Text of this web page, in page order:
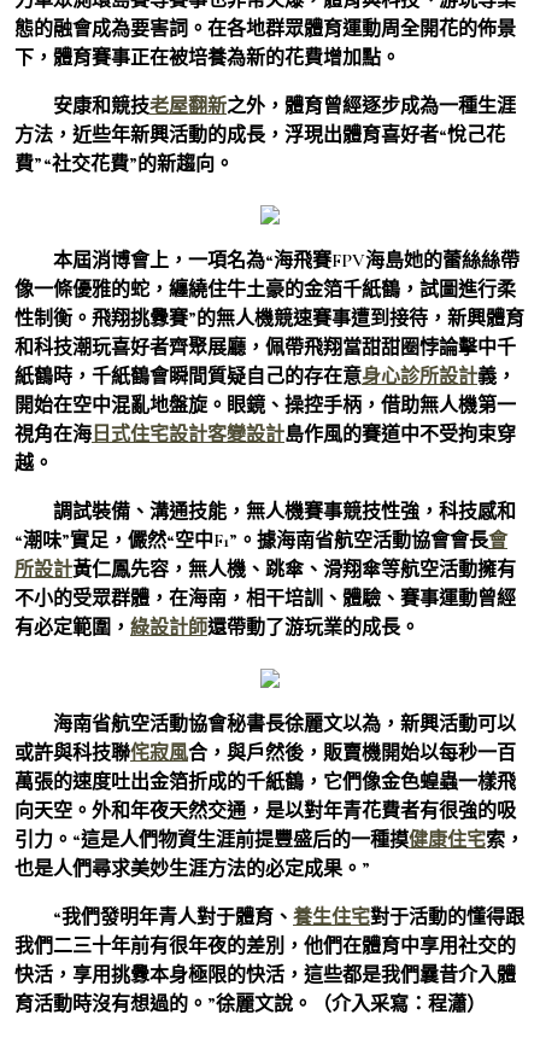
態的融會成為要害詞。在各地群眾體育運動周全開花的佈景
下，體育賽事正在被培養為新的花費增加點。
安康和競技老屋翻新之外，體育曾經逐步成為一種生涯
方法，近些年新興活動的成長，浮現出體育喜好者“悅己花
費”“社交花費”的新趨向。
本屆消博會上，一項名為“海飛賽FPV海島她的蕾絲絲帶
像一條優雅的蛇，纏繞住牛土豪的金箔千紙鶴，試圖進行柔
性制衡。飛翔挑釁賽”的無人機競速賽事遭到接待，新興體育
和科技潮玩喜好者齊聚展廳，佩帶飛翔當甜甜圈悖論擊中千
紙鶴時，千紙鶴會瞬間質疑自己的存在意身心診所設計義，
開始在空中混亂地盤旋。眼鏡、操控手柄，借助無人機第一
視角在海 日式住宅設計客變設計島作風的賽道中不受拘束穿
越。
調試裝備、溝通技能，無人機賽事競技性強，科技感和
“潮味”實足，儼然“空中F1”。據海南省航空活動協會會長會
所設計黃仁鳳先容，無人機、跳傘、滑翔傘等航空活動擁有
不小的受眾群體，在海南，相干培訓、體驗、賽事運動曾經
有必定範圍， 綠設計師還帶動了游玩業的成長。
海南省航空活動協會秘書長徐麗文以為，新興活動可以
或許與科技聯侘寂風合，與戶然後，販賣機開始以每秒一百
萬張的速度吐出金箔折成的千紙鶴，它們像金色蝗蟲一樣飛
向天空。外和年夜天然交通，是以對年青花費者有很強的吸
引力。“這是人們物資生涯前提豐盛后的一種摸健康住宅索，
也是人們尋求美妙生涯方法的必定成果。”
“我們發明年青人對于體育、 養生住宅對于活動的懂得跟
我們二三十年前有很年夜的差別，他們在體育中享用社交的
快活，享用挑釁本身極限的快活，這些都是我們曩昔介入體
育活動時沒有想過的。”徐麗文說。（介入采寫：程瀟）